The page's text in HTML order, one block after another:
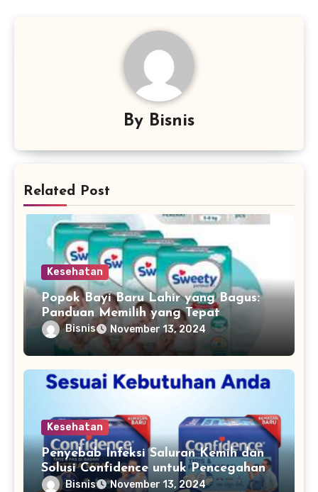
By Bisnis
Related Post
Kesehatan
Popok Bayi Baru Lahir yang Bagus:
Panduan Memilih yang Tepat
Bisnis November 13, 2024
Kesehatan
Penyebab Infeksi Saluran Kemih dan
Solusi Confidence untuk Pencegahan
Bisnis November 13, 2024